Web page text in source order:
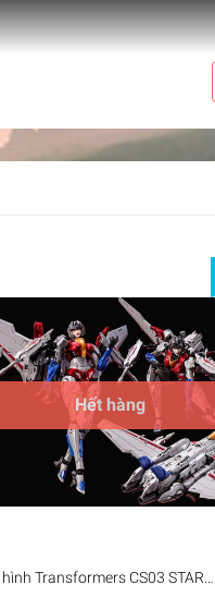
Hết hàng
Transformers CS03 STAR